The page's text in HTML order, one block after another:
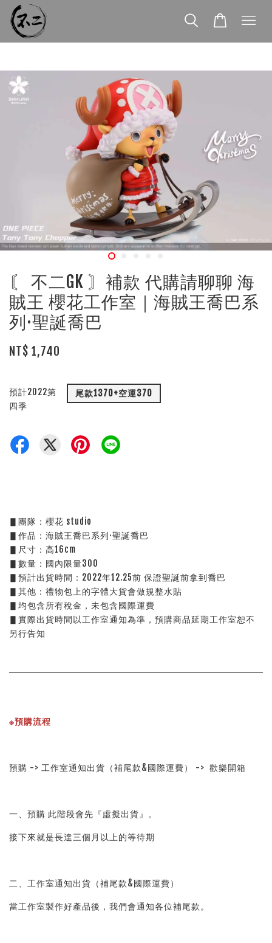
〘 不二GK 〙補款 代購請聊聊 海
賊王 櫻花工作室｜海賊王喬巴系
列·聖誕喬巴
NT$ 1,740
預計2022第
四季
尾款1370+空運370
▋團隊：櫻花 studio
▋作品：海賊王喬巴系列·聖誕喬巴
▋尺寸：高16cm
▋數量：國內限量300
▋預計出貨時間：2022年12.25前 保證聖誕前拿到喬巴
▋其他：禮物包上的字體大貨會做規整水貼
▋均包含所有稅金，未包含國際運費
▋實際出貨時間以工作室通知為準，預購商品延期工作室恕不
另行告知
※預購流程
預購 -> 工作室通知出貨（補尾款&國際運費） ->  歡樂開箱
一、預購 此階段會先『虛擬出貨』。
接下來就是長達三個月以上的等待期
二、工作室通知出貨（補尾款&國際運費）
當工作室製作好產品後，我們會通知各位補尾款。